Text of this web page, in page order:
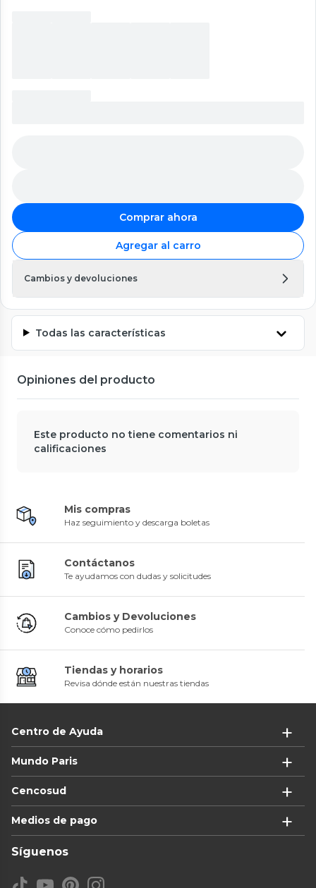
Comprar ahora
Agregar al carro
Cambios y devoluciones
Todas las características
Opiniones del producto
Este producto no tiene comentarios ni
calificaciones
Mis compras
Haz seguimiento y descarga boletas
Contáctanos
Te ayudamos con dudas y solicitudes
Cambios y Devoluciones
Conoce cómo pedirlos
Tiendas y horarios
Revisa dónde están nuestras tiendas
Centro de Ayuda
Mundo Paris
Cencosud
Medios de pago
Síguenos